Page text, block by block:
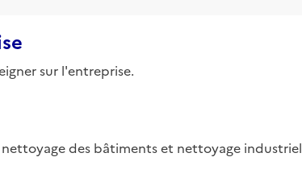
sur l'entreprise.
des bâtiments et nettoyage industriel